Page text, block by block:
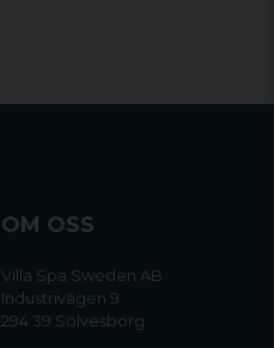
OM OSS
Villa Spa Sweden AB
Industrivägen 9
294 39 Sölvesborg